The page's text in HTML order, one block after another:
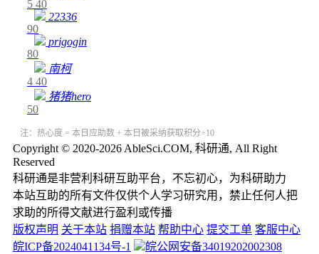
5 40
22336
90
prigogin
80
南柯
4 40
猪猪hero
50
注：热心度 = 本日应助数 + 本日被采纳获取积分÷10
Copyright © 2020-2026 AbleSci.COM, 科研通, All Right
Reserved
科研通是非营利科研互助平台，不忘初心，为科研助力
本站互助的所有文件仅供个人学习研究用，禁止任何人把
求助的所得文献进行盈利或传播
版权声明 关于本站 捐赠本站 帮助中心 提交工单 客服中心
皖ICP备2024041134号-1
皖公网安备34019202002308